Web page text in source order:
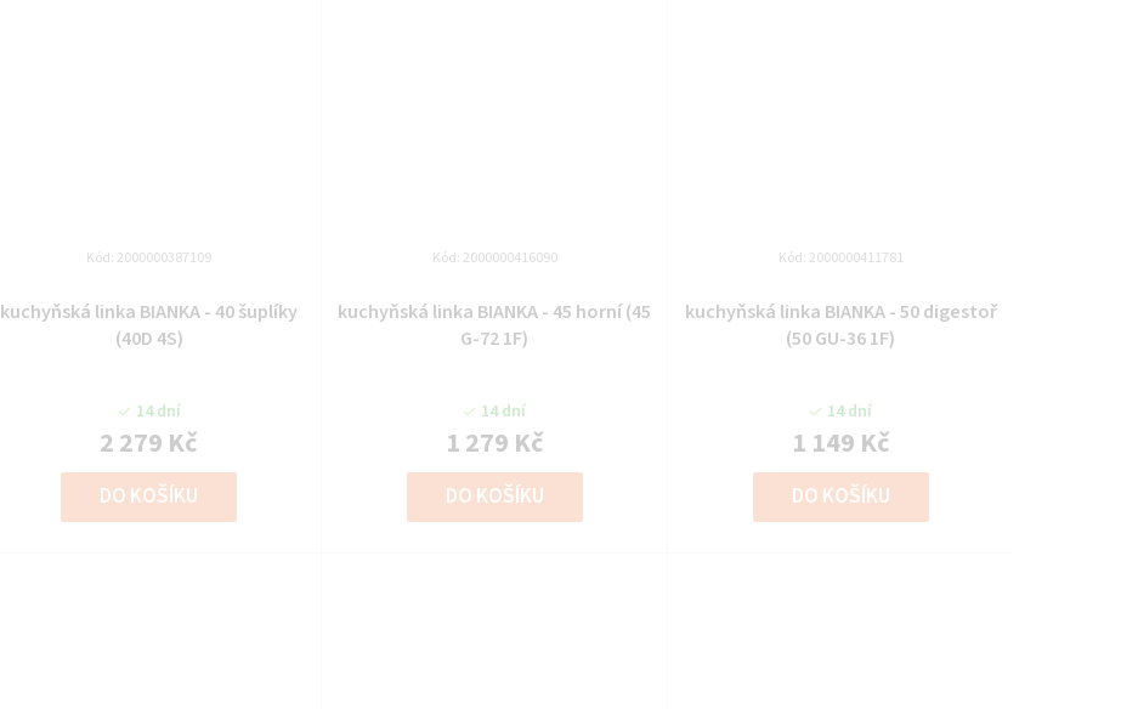
kuchyňská linka BIANKA - 40 šuplíky
(40D 4S)
14 dní
2 279 Kč
DO KOŠÍKU
Kód: 2000000387109
kuchyňská linka BIANKA - 45 horní (45
G-72 1F)
14 dní
1 279 Kč
DO KOŠÍKU
Kód: 2000000416090
kuchyňská linka BIANKA - 50 digestoř
(50 GU-36 1F)
14 dní
1 149 Kč
DO KOŠÍKU
Kód: 2000000411781